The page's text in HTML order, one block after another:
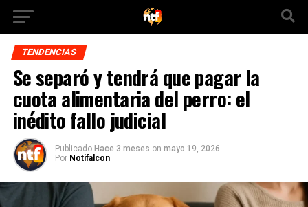
TENDENCIAS
Se separó y tendrá que pagar la
cuota alimentaria del perro: el
inédito fallo judicial
Publicado Hace 3 meses on mayo 19, 2026
Por Notifalcon